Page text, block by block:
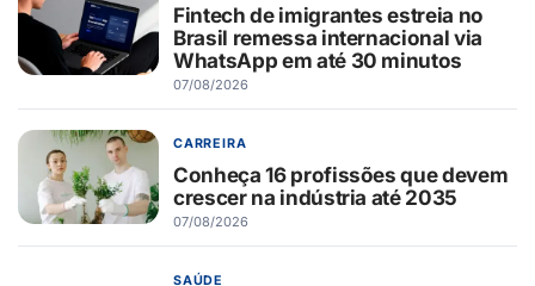
Fintech de imigrantes estreia no
Brasil remessa internacional via
WhatsApp em até 30 minutos
07/08/2026
CARREIRA
Conheça 16 profissões que devem
crescer na indústria até 2035
07/08/2026
SAÚDE